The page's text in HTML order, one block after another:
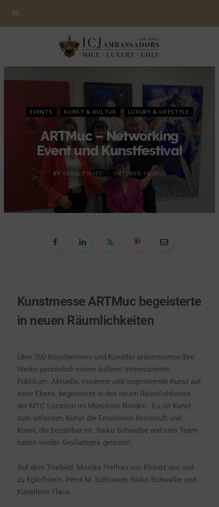
EVENTS KUNST & KULTUR LUXURY & LIFESTYLE
ARTMuc – Networking
Event und Kunstfestival
BY GERALD HUFT OKTOBER 14, 2022
Kunstmesse ARTMuc begeisterte
in neuen Räumlichkeiten
Über 200 Künstlerinnen und Künstler präsentierten Ihre
Werke persönlich einem äußerst interessierten
Publikum. Aktuelle, moderne und inspirierende Kunst auf
einer Ebene, begeisterte in den neuen Räumlichkeiten
der MTC Location im Münchner Norden. Es ist Kunst
zum anfassen, Kunst die Emotionen hervorruft und
Kunst, die bezahlbar ist. Raiko Schwalbe und sein Team
haben wieder Großartiges geleistet.
Auf dem Titelbild: Monika Freifrau von Pölnitz von und
zu Egloffstein, Petra M. Schlosser, Raiko Schwalbe und
Künstlerin Flaca.